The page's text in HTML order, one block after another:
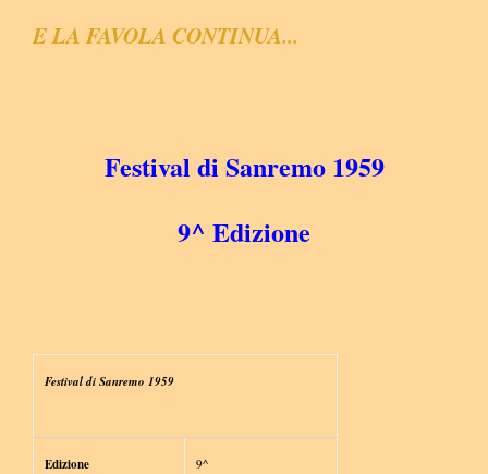
E LA FAVOLA CONTINUA...
Festival di Sanremo 1959
9^ Edizione
Festival di Sanremo 1959
Edizione 9^